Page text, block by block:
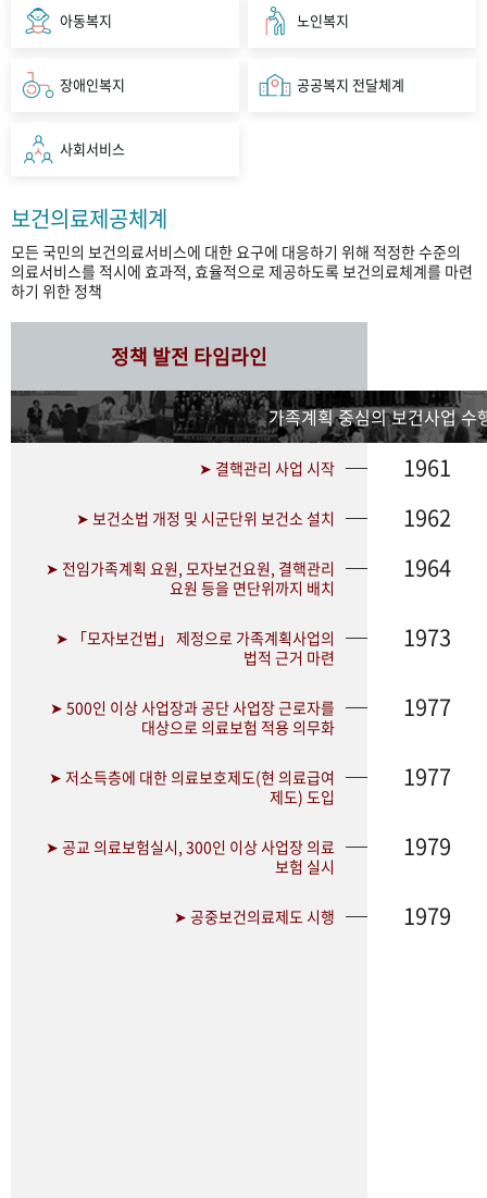
아동복지 노인복지
장애인복지 공공복지 전달체계
사회서비스
보건의료제공체계
모든 국민의 보건의료서비스에 대한 요구에 대응하기 위해 적정한 수준의
의료서비스를 적시에 효과적, 효율적으로 제공하도록 보건의료체계를 마련
하기 위한 정책
정책 발전 타임라인
가족계획 중심의 보건사업 수
➤ 결핵관리 사업 시작 1961
➤ 보건소법 개정 및 시군단위 보건소 설치 1962
➤ 전임가족계획 요원, 모자보건요원, 결핵관리
요원 등을 면단위까지 배치
1964
➤ 「모자보건법」 제정으로 가족계획사업의
법적 근거 마련
1973
➤ 500인 이상 사업장과 공단 사업장 근로자를
대상으로 의료보험 적용 의무화
1977
➤ 저소득층에 대한 의료보호제도(현 의료급여
제도) 도입
1977
➤ 공교 의료보험실시, 300인 이상 사업장 의료
보험 실시
1979
➤ 공중보건의료제도 시행 1979